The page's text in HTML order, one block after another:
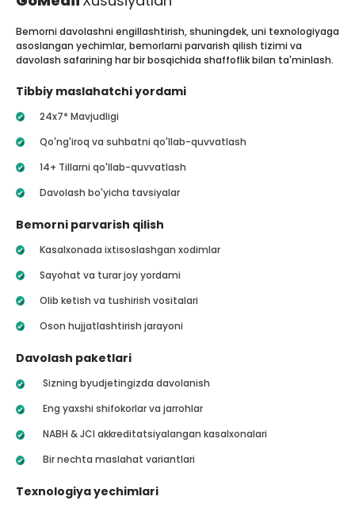
Bemorni davolashni engillashtirish, shuningdek, uni texnologiyaga
asoslangan yechimlar, bemorlarni parvarish qilish tizimi va
davolash safarining har bir bosqichida shaffoflik bilan ta'minlash.
Tibbiy maslahatchi yordami
24x7* Mavjudligi
Qo'ng'iroq va suhbatni qo'llab-quvvatlash
14+ Tillarni qo'llab-quvvatlash
Davolash bo'yicha tavsiyalar
Bemorni parvarish qilish
Kasalxonada ixtisoslashgan xodimlar
Sayohat va turar joy yordami
Olib ketish va tushirish vositalari
Oson hujjatlashtirish jarayoni
Davolash paketlari
Sizning byudjetingizda davolanish
Eng yaxshi shifokorlar va jarrohlar
NABH & JCI akkreditatsiyalangan kasalxonalari
Bir nechta maslahat variantlari
Texnologiya yechimlari